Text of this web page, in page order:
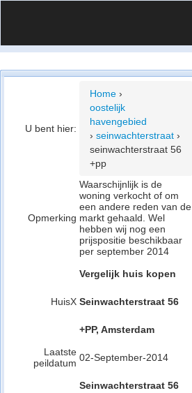
Vergelijk prijsposities - wijk
U bent hier:
Home ›
oostelijk
havengebied
› seinwachterstraat ›
seinwachterstraat 56
+pp
Opmerking
Waarschijnlijk is de
woning verkocht of om
een andere reden van de
markt gehaald. Wel
hebben wij nog een
prijspositie beschikbaar
per september 2014
HuisX
Vergelijk huis kopen
Seinwachterstraat 56
+PP, Amsterdam
Laatste
peildatum 02-September-2014
Seinwachterstraat 56